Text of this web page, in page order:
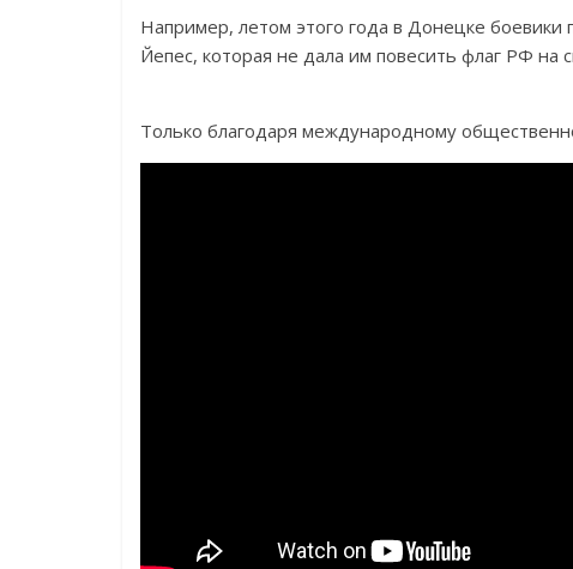
Например, летом этого года в Донецке
Йепес, которая не дала им повесить флаг РФ на
Только благодаря международному